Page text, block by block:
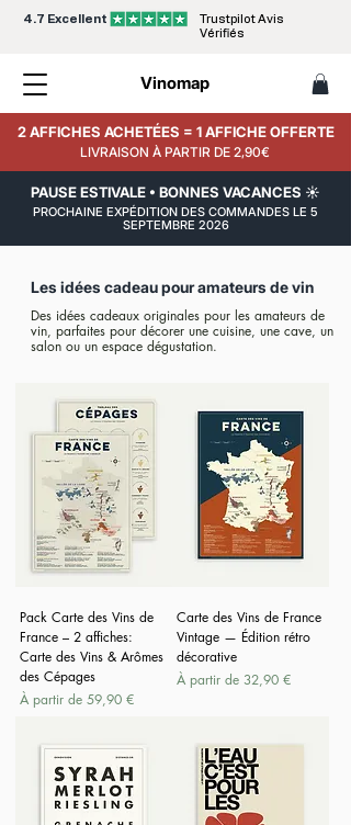
Vinomap
2 AFFICHES ACHETÉES = 1 AFFICHE OFFERTE
LIVRAISON À PARTIR DE 2,90€
4.7 Excellent
Trustpilot Avis
Vérifiés
PAUSE ESTIVALE • BONNES VACANCES ☀️
PROCHAINE EXPÉDITION DES COMMANDES LE 5
SEPTEMBRE 2026
Les idées cadeau pour amateurs de vin
Des idées cadeaux originales pour les amateurs de
vin, parfaites pour décorer une cuisine, une cave, un
salon ou un espace dégustation.
Pack Carte des Vins de
France – 2 affiches:
Carte des Vins & Arômes
des Cépages
À partir de 59,90 €
Prix promotionnel
Carte des Vins de France
Vintage — Édition rétro
décorative
À partir de 32,90 €
Prix promotionnel